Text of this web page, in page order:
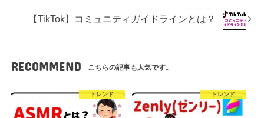
【TikTok】コミュニティガイドラインとは？
RECOMMEND こちらの記事も人気です。
トレンド トレンド